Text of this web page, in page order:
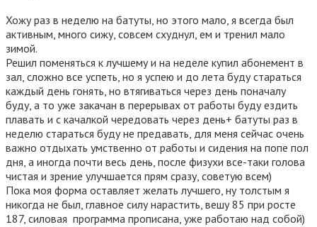
Хожу раз в неделю на батуты, но этого мало, я всегда был
активным, много сижу, совсем схуднул, ем и тренил мало
зимой.
Решил поменяться к лучшему и на неделе купил абонемент в
зал, сложно все успеть, но я успею и до лета буду стараться
каждый день гонять, но втягиваться через день поначалу
буду, а то уже закачан в перерывах от работы буду ездить
плавать и с качалкой чередовать через день+ батуты раз в
неделю стараться буду не предавать, для меня сейчас очень
важно отдыхать умственно от работы и сидения на попе пол
дня, а иногда почти весь день, после физухи все-таки голова
чистая и зрение улучшается прям сразу, советую всем)
Пока моя форма оставляет желать лучшего, ну толстым я
никогда не был, главное силу нарастить, вешу 85 при росте
187, силовая программа прописана, уже работаю над собой)